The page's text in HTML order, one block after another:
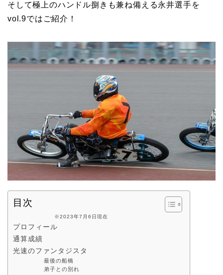
そして極上のハンドル捌きも兼ね備える永井選手を
vol.9ではご紹介！
目次
※2023年7月6日現在
プロフィール
通算成績
光速のファンタジスタ
最後の船橋
弟子との別れ